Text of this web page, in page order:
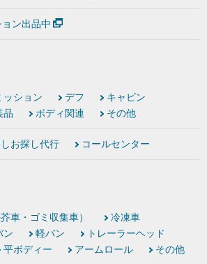
ン出品中
ッション デフ
キャビン
品 ボディ関連 その他
お探し代行 コールセンター
車・ゴミ収集車）
冷凍車
ン 軽バン
トレーラーヘッド
平ボディー アームロール その他